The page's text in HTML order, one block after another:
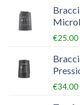
€25.00
€34.00